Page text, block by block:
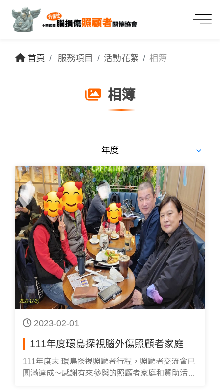
首頁 服務項目 活動花絮 相簿
相簿
2023-02-01
111年度環島探視腦外傷照顧者家庭
111年度末 環島探視照顧者行程，照顧者交流會已
圓滿達成～感謝有來參與的照顧者家庭和贊助活動